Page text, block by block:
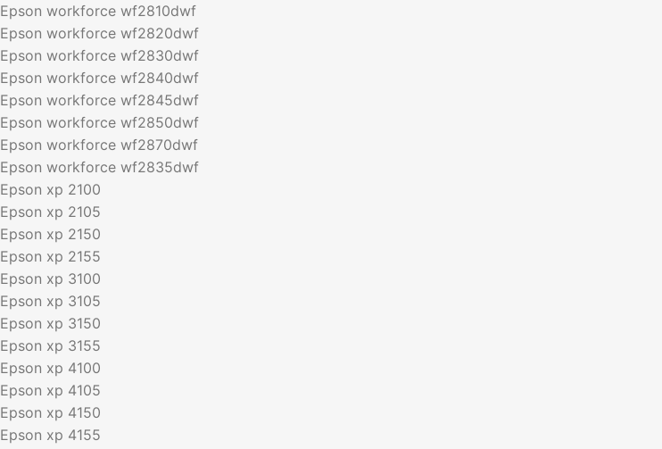
Epson workforce wf2810dwf
Epson workforce wf2820dwf
Epson workforce wf2830dwf
Epson workforce wf2840dwf
Epson workforce wf2845dwf
Epson workforce wf2850dwf
Epson workforce wf2870dwf
Epson workforce wf2835dwf
Epson xp 2100
Epson xp 2105
Epson xp 2150
Epson xp 2155
Epson xp 3100
Epson xp 3105
Epson xp 3150
Epson xp 3155
Epson xp 4100
Epson xp 4105
Epson xp 4150
Epson xp 4155